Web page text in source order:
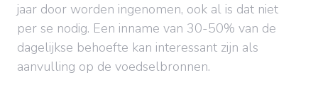
jaar door worden ingenomen, ook al is dat niet
per se nodig. Een inname van 30-50% van de
dagelijkse behoefte kan interessant zijn als
aanvulling op de voedselbronnen.